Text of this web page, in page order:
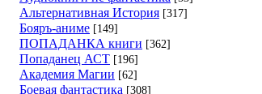
Альтернативная История [317]
Бояръ-аниме [149]
ПОПАДАНКА книги [362]
Попаданец АСТ [196]
Академия Магии [62]
Боевая фантастика [308]